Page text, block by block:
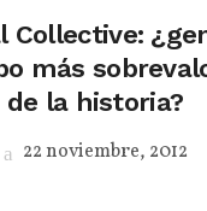
Collective:
más
de la historia?
22 noviembre, 2012